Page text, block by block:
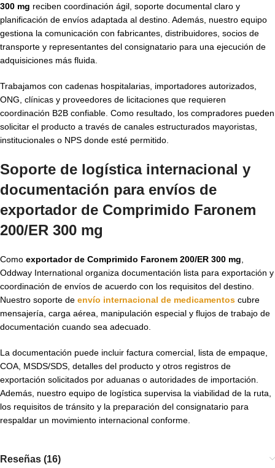
300 mg reciben coordinación ágil, soporte documental claro y
planificación de envíos adaptada al destino. Además, nuestro equipo
gestiona la comunicación con fabricantes, distribuidores, socios de
transporte y representantes del consignatario para una ejecución de
adquisiciones más fluida.
Trabajamos con cadenas hospitalarias, importadores autorizados,
ONG, clínicas y proveedores de licitaciones que requieren
coordinación B2B confiable. Como resultado, los compradores pueden
solicitar el producto a través de canales estructurados mayoristas,
institucionales o NPS donde esté permitido.
Soporte de logística internacional y
documentación para envíos de
exportador de Comprimido Faronem
200/ER 300 mg
Como exportador de Comprimido Faronem 200/ER 300 mg
Oddway International organiza documentación lista para exportación y
coordinación de envíos de acuerdo con los requisitos del destino.
Nuestro soporte de envío internacional de medicamentos cubre
mensajería, carga aérea, manipulación especial y flujos de trabajo de
documentación cuando sea adecuado.
La documentación puede incluir factura comercial, lista de empaque,
COA, MSDS/SDS, detalles del producto y otros registros de
exportación solicitados por aduanas o autoridades de importación.
Además, nuestro equipo de logística supervisa la viabilidad de la ruta,
los requisitos de tránsito y la preparación del consignatario para
respaldar un movimiento internacional conforme.
Reseñas (16)